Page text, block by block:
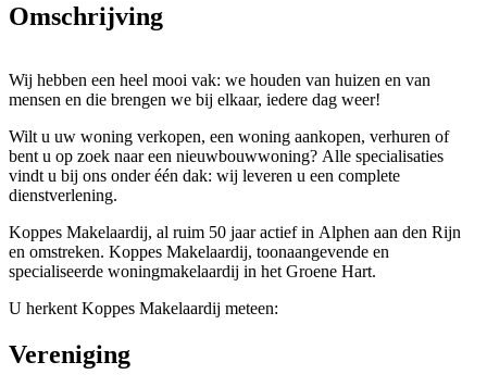
Omschrijving
Wij hebben een heel mooi vak: we houden van huizen en van
mensen en die brengen we bij elkaar, iedere dag weer!
Wilt u uw woning verkopen, een woning aankopen, verhuren of
bent u op zoek naar een nieuwbouwwoning? Alle specialisaties
vindt u bij ons onder één dak: wij leveren u een complete
dienstverlening.
Koppes Makelaardij, al ruim 50 jaar actief in Alphen aan den Rijn
en omstreken. Koppes Makelaardij, toonaangevende en
specialiseerde woningmakelaardij in het Groene Hart.
U herkent Koppes Makelaardij meteen:
· Aan de inzet en kennis van ons verkoopteam
Vereniging